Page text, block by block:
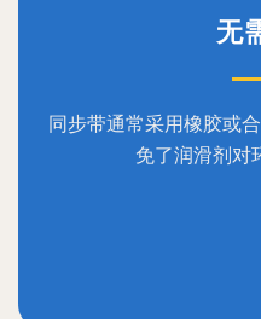
无
同步带通常采用橡胶或
免了润滑剂对